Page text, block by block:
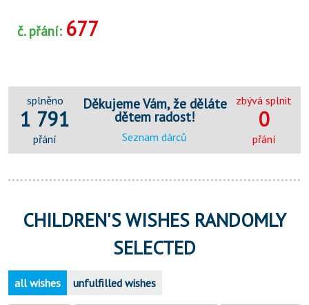
č. přání: 677
splněno
1 791
přání
Děkujeme Vám, že děláte
dětem radost!
Seznam dárců
zbývá splnit
0
přání
CHILDREN'S WISHES RANDOMLY
SELECTED
all wishes unfulfilled wishes